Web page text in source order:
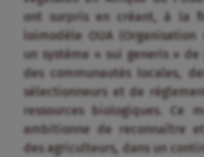
ont surpris en créant, à la
loimodèle OUA
un système « sui generis »
des communautés locales,
sélectionneurs et de
ressources biologiques. Ce
ambitionne de reconnaître
des agriculteurs, dans un